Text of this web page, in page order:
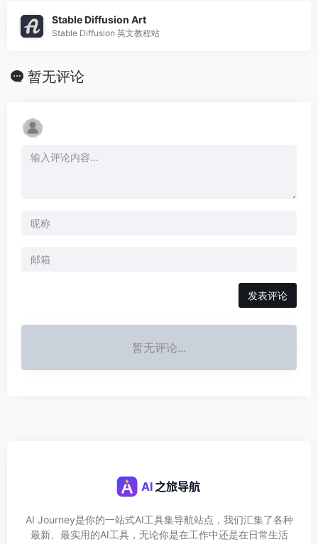
Stable Diffusion Art
Stable Diffusion 英文教程站
暂无评论
发表评论
暂无评论...
AI Journey是你的一站式AI工具集导航站点，我们汇集了各种
最新、最实用的AI工具，无论你是在工作中还是在日常生活